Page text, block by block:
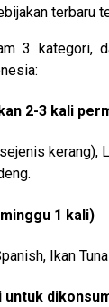
terbaru
3 kategori,
2-3 kali
1 kali)
Ikan
untuk